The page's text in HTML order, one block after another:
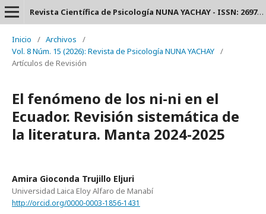
Revista Científica de Psicología NUNA YACHAY - ISSN: 2697-3588.
Inicio / Archivos
/
Vol. 8 Núm. 15 (2026): Revista de Psicología NUNA YACHAY /
Artículos de Revisión
El fenómeno de los ni-ni en el
Ecuador. Revisión sistemática de
la literatura. Manta 2024-2025
Amira Gioconda Trujillo Eljuri
Universidad Laica Eloy Alfaro de Manabí
http://orcid.org/0000-0003-1856-1431